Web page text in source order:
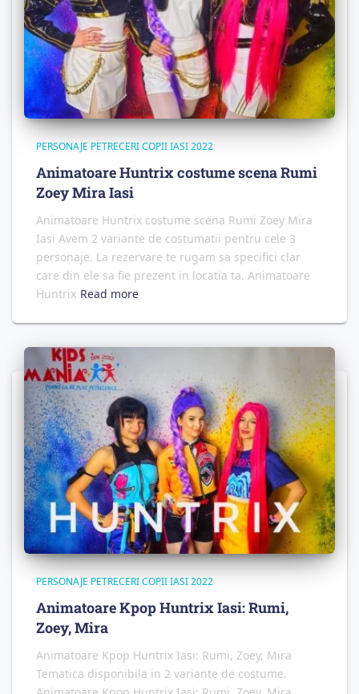
PERSONAJE PETRECERI COPII IASI 2022
Animatoare Huntrix costume scena Rumi
Zoey Mira Iasi
Animatoare Huntrix costume scena Rumi Zoey Mira
Iasi Avem 2 variante de costumatii pentru cele 3
personaje. La rezervare te rugam sa specifici clar
care din ele sa fie prezent in locatia ta. Animatoare
Huntrix Read more
PERSONAJE PETRECERI COPII IASI 2022
Animatoare Kpop Huntrix Iasi: Rumi,
Zoey, Mira
Animatoare Kpop Huntrix Iasi: Rumi, Zoey, Mira
Tematica disponibila in 2 variante de costume.